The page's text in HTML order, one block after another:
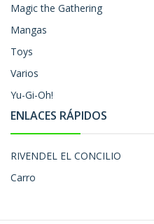
Magic the Gathering
Mangas
Toys
Varios
Yu-Gi-Oh!
ENLACES RÁPIDOS
RIVENDEL EL CONCILIO
Carro